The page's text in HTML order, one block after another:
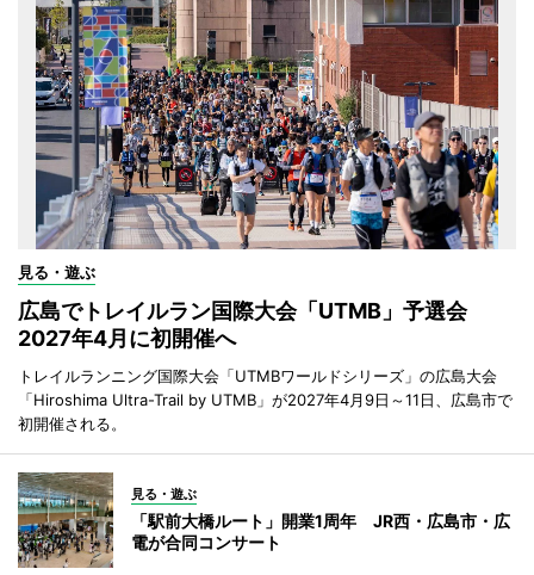
見る・遊ぶ
広島でトレイルラン国際大会「UTMB」予選会
2027年4月に初開催へ
トレイルランニング国際大会「UTMBワールドシリーズ」の広島大会
「Hiroshima Ultra-Trail by UTMB」が2027年4月9日～11日、広島市で
初開催される。
見る・遊ぶ
「駅前大橋ルート」開業1周年 JR西・広島市・広
電が合同コンサート